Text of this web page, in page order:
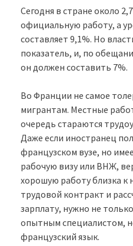
Сегодня в стране около
официальную работу, а
составляет 9,1%. Но
показатель, и, по
он должен составить 7%.
Во Франции не самое
мигрантам. Местные
очередь стараются
Даже если иностранец
французском вузе, но
рабочую визу или ВНЖ,
хорошую работу близка
трудовой контракт и
зарплату, нужно не
опытным специалистом,
французский язык.